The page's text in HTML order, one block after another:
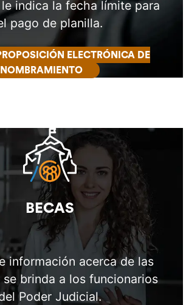
indica la fecha límite para
pago de planilla.
ELECTRÓNICA DE
NOMBRAMIENTO
BECAS
información acerca de las
se brinda a los funcionarios
Poder Judicial.